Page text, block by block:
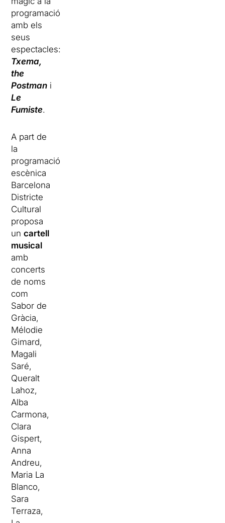
programació
amb els
seus
espectacles:
Txema,
the
Postman i
Le
Fumiste.
A part de
la
programació
escènica
Barcelona
Districte
Cultural
proposa
uncartell
musical
amb
concerts
de noms
com
Sabor de
Gràcia,
Mélodie
Gimard,
Magali
Saré,
Queralt
Lahoz,
Alba
Carmona,
Clara
Gispert,
Anna
Andreu,
Maria La
Blanco,
Sara
Terraza,